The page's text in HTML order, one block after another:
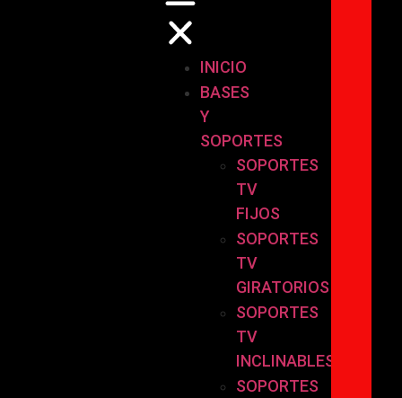
INICIO
BASES
Y
SOPORTES
SOPORTES
TV
FIJOS
SOPORTES
TV
GIRATORIOS
SOPORTES
TV
INCLINABLES
SOPORTES